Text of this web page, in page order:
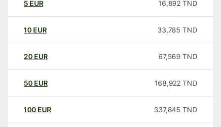
5 EUR 16,892 TND
10 EUR 33,785 TND
20 EUR 67,569 TND
50 EUR 168,922 TND
100 EUR 337,845 TND